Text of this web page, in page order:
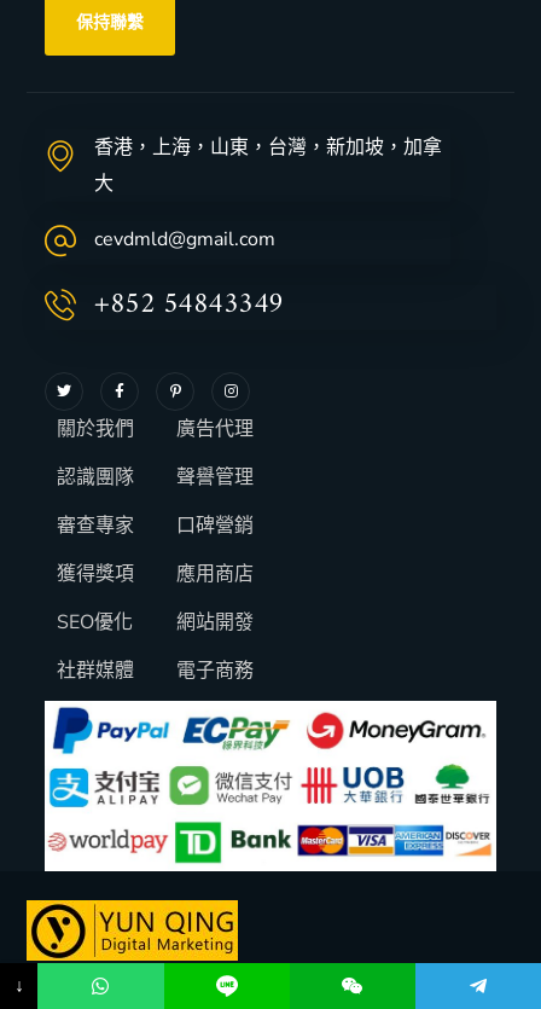
保持聯繫
香港，上海，山東，台灣，新加坡，加拿
大
cevdmld@gmail.com
+852 54843349
關於我們
認識團隊
審查專家
獲得獎項
SEO優化
社群媒體
廣告代理
聲譽管理
口碑營銷
應用商店
網站開發
電子商務
Copyright © 2026 Yun Qing Digital Marketing All Rights
↓